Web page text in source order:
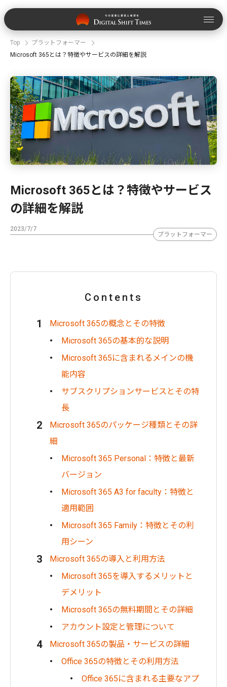
Top
プラットフォーマー
Microsoft 365とは？特徴やサービスの詳細を解説
Microsoft 365とは？特徴やサービス
の詳細を解説
2023/7/7
プラットフォーマー
Contents
Microsoft 365の概念とその特徴
Microsoft 365の基本的な説明
Microsoft 365に含まれるメインの機
能内容
サブスクリプションサービスとその特
長
Microsoft 365のパッケージ種類とその詳
細
Microsoft 365 Personal：特徴と最新
バージョン
Microsoft 365 A3 for faculty：特徴と
適用範囲
Microsoft 365 Family：特徴とその利
用シーン
Microsoft 365の導入と利用方法
Microsoft 365を導入するメリットと
デメリット
Microsoft 365の無料期間とその詳細
アカウント設定と管理について
Microsoft 365の製品・サービスの詳細
Office 365の特徴とその利用方法
Office 365に含まれる主要なアプ